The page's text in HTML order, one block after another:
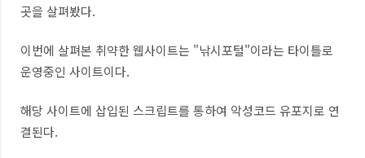
곳을 살펴봤다.
이번에 살펴본 취약한 웹사이트는 "낚시포털"이라는 타이틀로
운영중인 사이트이다.
해당 사이트에 삽입된 스크립트를 통하여 악성코드 유포지로 연
결된다.